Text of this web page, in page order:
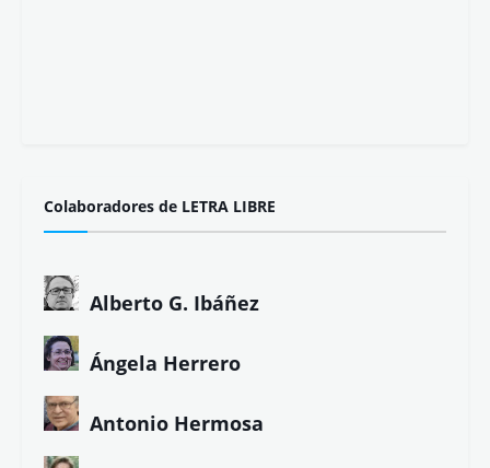
Colaboradores de LETRA LIBRE
Alberto G. Ibáñez
Ángela Herrero
Antonio Hermosa